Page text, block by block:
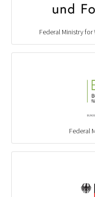
Federal Ministry for
Federal